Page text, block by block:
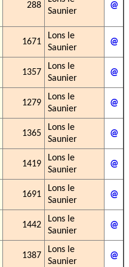
288
Saunier
@
1671
Lons le
Saunier
@
1357
Lons le
Saunier
@
1279
Lons le
Saunier
@
1365
Lons le
Saunier
@
1419
Lons le
Saunier
@
1691
Lons le
Saunier
@
1442
Lons le
Saunier
@
1387
Lons le
Saunier
@